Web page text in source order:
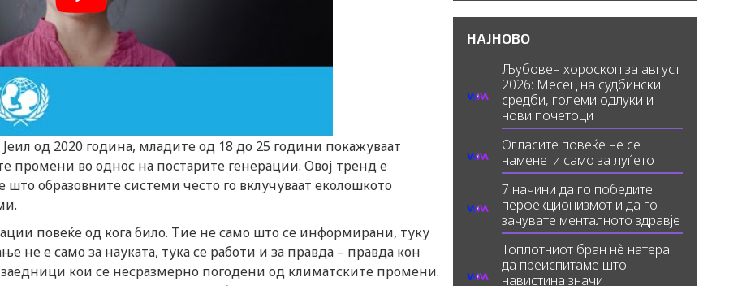
од 2020 година, младите од 18 до 25 години покажуваат
промени во однос на постарите генерации. Овој тренд е
што образовните системи често го вклучуваат еколошкото
повеќе од кога било. Тие не само што се информирани, туку
не е само за науката, тука се работи и за правда – правда кон
кои се несразмерно погодени од климатските промени.
НАЈНОВО
Љубовен хороскоп за август
2026: Месец на судбински
средби, големи одлуки и
нови почетоци
Огласите повеќе не се
наменети само за луѓето
7 начини да го победите
перфекционизмот и да го
зачувате менталното здравје
Топлотниот бран нè натера
да преиспитаме што
навистина значи